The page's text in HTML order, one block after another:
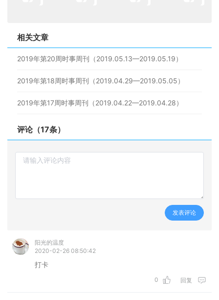
相关文章
2019年第20周时事周刊（2019.05.13—2019.05.19）
2019年第18周时事周刊（2019.04.29—2019.05.05）
2019年第17周时事周刊（2019.04.22—2019.04.28）
评论（17条）
发表评论
阳光的温度
2020-02-26 08:50:42
打卡
0 回复